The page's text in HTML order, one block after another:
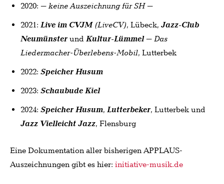
2020: – keine Auszeichnung für SH –
2021: Live im CVJM(LiveCV), Lübeck, Jazz-Club
Neumünsterund Kultur-Lümmel– Das
Liedermacher-Überlebens-Mobil, Lutterbek
2022: Speicher Husum
2023: Schaubude Kiel
2024: Speicher Husum, Lutterbeker, Lutterbek und
Jazz Vielleicht Jazz, Flensburg
Eine Dokumentation aller bisherigen APPLAUS-
Auszeichnungen gibt es hier: initiative-musik.de